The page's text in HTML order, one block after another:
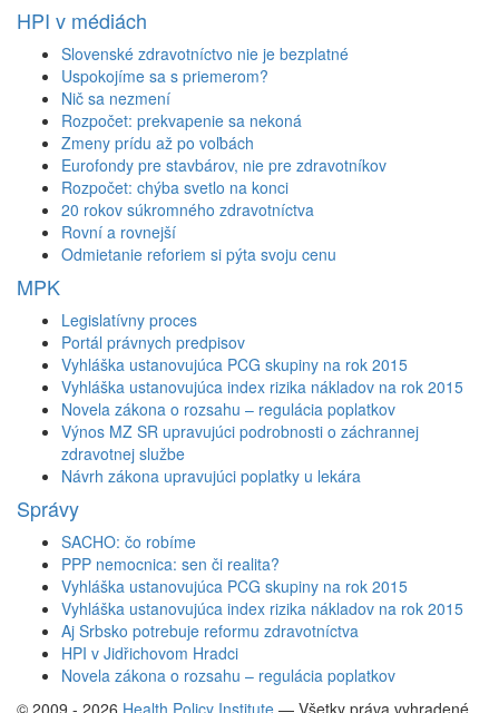
HPI v médiách
Slovenské zdravotníctvo nie je bezplatné
Uspokojíme sa s priemerom?
Nič sa nezmení
Rozpočet: prekvapenie sa nekoná
Zmeny prídu až po voľbách
Eurofondy pre stavbárov, nie pre zdravotníkov
Rozpočet: chýba svetlo na konci
20 rokov súkromného zdravotníctva
Rovní a rovnejší
Odmietanie reforiem si pýta svoju cenu
MPK
Legislatívny proces
Portál právnych predpisov
Vyhláška ustanovujúca PCG skupiny na rok 2015
Vyhláška ustanovujúca index rizika nákladov na rok 2015
Novela zákona o rozsahu – regulácia poplatkov
Výnos MZ SR upravujúci podrobnosti o záchrannej
zdravotnej službe
Návrh zákona upravujúci poplatky u lekára
Správy
SACHO: čo robíme
PPP nemocnica: sen či realita?
Vyhláška ustanovujúca PCG skupiny na rok 2015
Vyhláška ustanovujúca index rizika nákladov na rok 2015
Aj Srbsko potrebuje reformu zdravotníctva
HPI v Jidřichovom Hradci
Novela zákona o rozsahu – regulácia poplatkov
© 2009 - 2026 Health Policy Institute — Všetky práva vyhradené